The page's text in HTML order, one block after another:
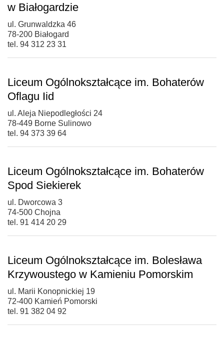
w Białogardzie
ul. Grunwaldzka 46
78-200 Białogard
tel. 94 312 23 31
Liceum Ogólnokształcące im. Bohaterów
Oflagu Iid
ul. Aleja Niepodległości 24
78-449 Borne Sulinowo
tel. 94 373 39 64
Liceum Ogólnokształcące im. Bohaterów
Spod Siekierek
ul. Dworcowa 3
74-500 Chojna
tel. 91 414 20 29
Liceum Ogólnokształcące im. Bolesława
Krzywoustego w Kamieniu Pomorskim
ul. Marii Konopnickiej 19
72-400 Kamień Pomorski
tel. 91 382 04 92